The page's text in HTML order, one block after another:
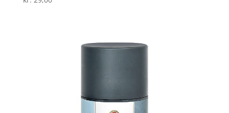
4.6